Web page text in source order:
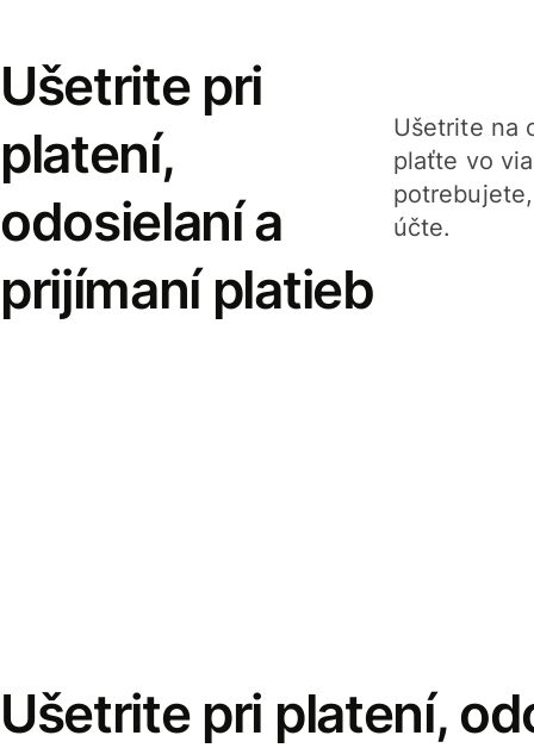
Ušetrite pri
platení,
odosielaní a
prijímaní platieb
Ušetrite na
plaťte vo
účte.
Ušetrite pri platení,